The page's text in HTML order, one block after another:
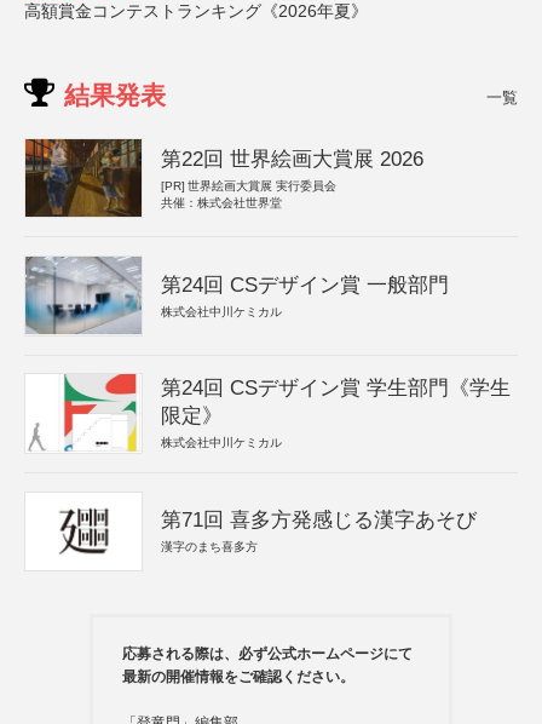
高額賞金コンテストランキング《2026年夏》
結果発表 一覧
第22回 世界絵画大賞展 2026
[PR] 世界絵画大賞展 実行委員会
共催：株式会社世界堂
第24回 CSデザイン賞 一般部門
株式会社中川ケミカル
第24回 CSデザイン賞 学生部門《学生
限定》
株式会社中川ケミカル
第71回 喜多方発感じる漢字あそび
漢字のまち喜多方
応募される際は、必ず公式ホームページにて
最新の開催情報をご確認ください。